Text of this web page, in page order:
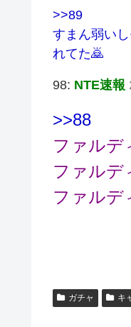
>>89
すまん弱い
れてた🙇
98: NTE速報
>>88
ファルデ
ファルデ
ファルデ
ガチャ キ